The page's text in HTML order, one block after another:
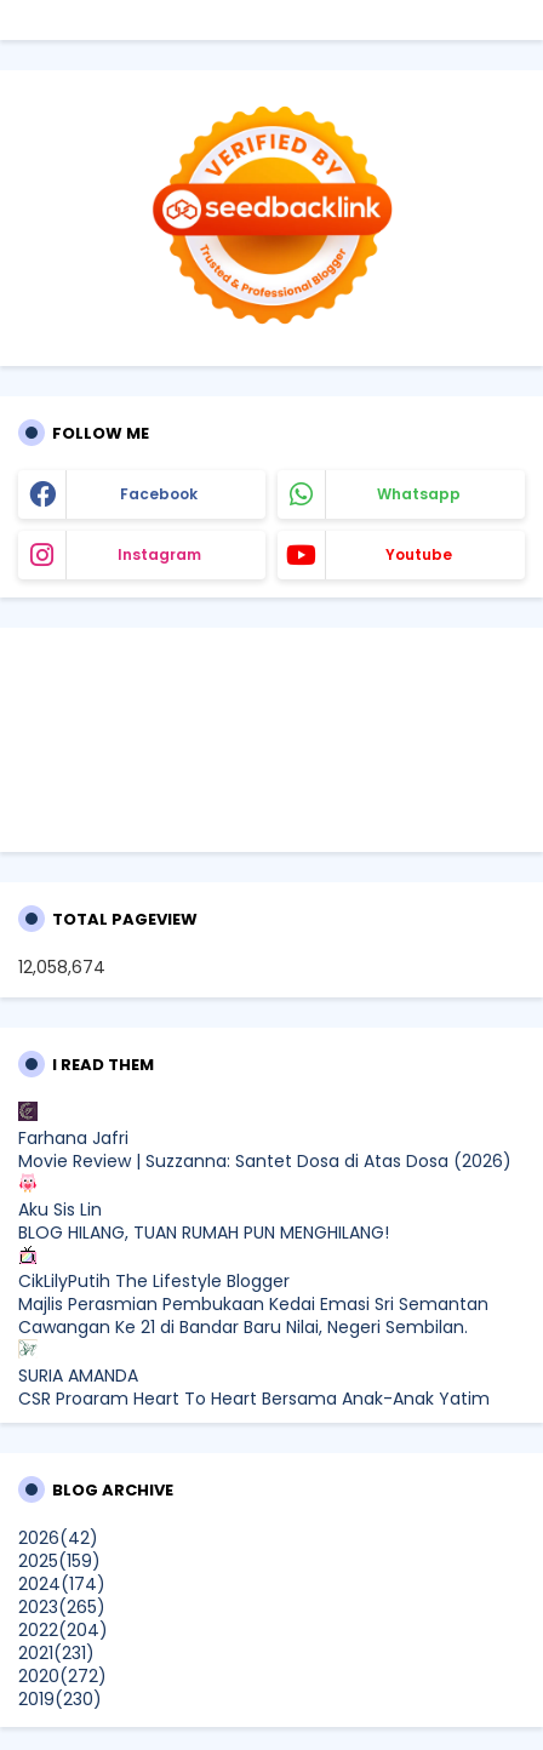
FOLLOW ME
Facebook Whatsapp
Instagram Youtube
TOTAL PAGEVIEW
12,058,674
I READ THEM
Farhana Jafri
Movie Review | Suzzanna: Santet Dosa di Atas Dosa (2026)
Aku Sis Lin
BLOG HILANG, TUAN RUMAH PUN MENGHILANG!
CikLilyPutih The Lifestyle Blogger
Majlis Perasmian Pembukaan Kedai Emasi Sri Semantan
Cawangan Ke 21 di Bandar Baru Nilai, Negeri Sembilan.
SURIA AMANDA
CSR Program Heart To Heart Bersama Anak-Anak Yatim
Miskin ( PAYASUM) Sungai Udang Melaka Part 1
Tricia Lew Steps onto the Runway as Official Womenswear
Show All
BLOG ARCHIVE
2026(42)
2025(159)
2024(174)
2023(265)
2022(204)
2021(231)
2020(272)
2019(230)
2018(496)